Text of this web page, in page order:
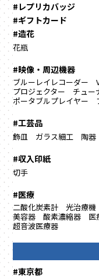
#レプリカバッジ
#ギフトカード
#造花
花瓶
#映像・周辺機器
ブルーレイレコーダー
プロジェクター
チュー
ポータブルプレイヤー
#工芸品
飾皿 ガラス細工 陶器
#収入印紙
切手
#医療
二酸化炭素計 光治療機
美容器
酸素濃縮器 医
超音波医療器
#東京都